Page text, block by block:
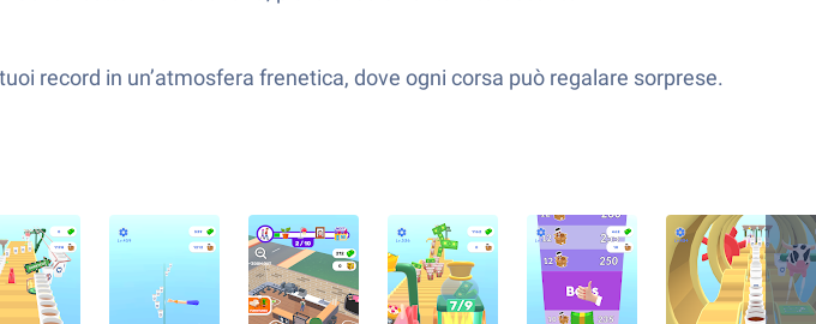
record in un’atmosfera frenetica, dove ogni corsa può regalare sorprese.